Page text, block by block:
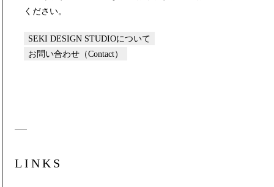
ください。
SEKI DESIGN STUDIOについて
お問い合わせ（Contact）
LINKS